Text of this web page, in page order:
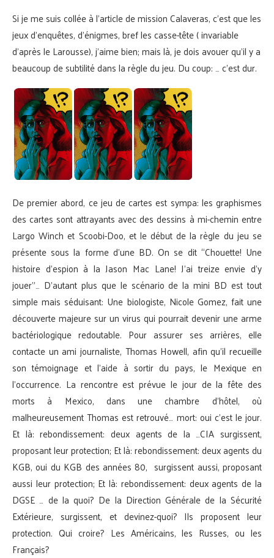
Si je me suis collée à l’article de mission Calaveras, c’est que les
jeux d’enquêtes, d’énigmes, bref les casse-tête ( invariable
d’après le Larousse), j’aime bien; mais là, je dois avouer qu’il y a
beaucoup de subtilité dans la règle du jeu. Du coup: … c’est dur.
De premier abord, ce jeu de cartes est sympa: les graphismes
des cartes sont attrayants avec des dessins à mi-chemin entre
Largo Winch et Scoobi-Doo, et le début de la règle du jeu se
présente sous la forme d’une BD. On se dit “Chouette! Une
histoire d’espion à la Jason Mac Lane! J’ai treize envie d’y
jouer”… D’autant plus que le scénario de la mini BD est tout
simple mais séduisant: Une biologiste, Nicole Gomez, fait une
découverte majeure sur un virus qui pourrait devenir une arme
bactériologique redoutable. Pour assurer ses arrières, elle
contacte un ami journaliste, Thomas Howell, afin qu’il recueille
son témoignage et l’aide à sortir du pays, le Mexique en
l’occurrence. La rencontre est prévue le jour de la fête des
morts à Mexico, dans une chambre d’hôtel, où
malheureusement Thomas est retrouvé… mort: oui c’est le jour.
Et là: rebondissement: deux agents de la …CIA surgissent,
proposant leur protection; Et là: rebondissement: deux agents du
KGB, oui du KGB des années 80, surgissent aussi, proposant
aussi leur protection; Et là: rebondissement: deux agents de la
DGSE … de la quoi? De la Direction Générale de la Sécurité
Extérieure, surgissent, et devinez-quoi? Ils proposent leur
protection. Qui croire? Les Américains, les Russes, ou les
Français?